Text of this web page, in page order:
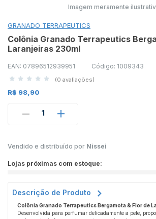
Imagem meramente
GRANADO TERRAPEUTICS
Colônia Granado Terrapeutics
Laranjeiras 230ml
EAN: 07896512939951 Código: 1009343
(0 avaliações)
R$ 98,90
1
Vendido e distribuído por Nissei
Lojas próximas com estoque:
Descrição de Produto
Colônia Granado Terrapeutics Bergamota & Flor de
Desenvolvida para perfumar delicadamente a pele,